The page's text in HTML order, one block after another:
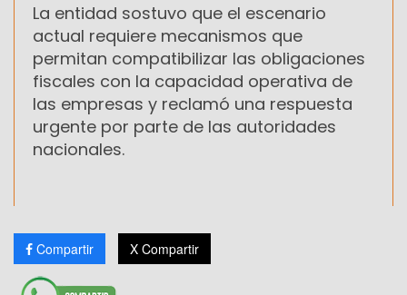
La entidad sostuvo que el escenario
actual requiere mecanismos que
permitan compatibilizar las obligaciones
fiscales con la capacidad operativa de
las empresas y reclamó una respuesta
urgente por parte de las autoridades
nacionales.
Compartir X Compartir